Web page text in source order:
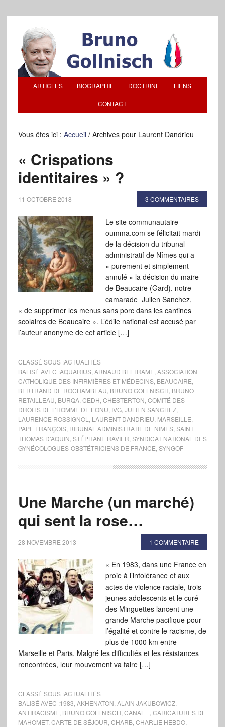
ARTICLES BIOGRAPHIE DOCTRINE LIENS
CONTACT
Vous êtes ici : Accueil /Archives pour Laurent Dandrieu
« Crispations
identitaires » ?
11 OCTOBRE 2018 3 COMMENTAIRES
Le site communautaire
oumma.com se félicitait mardi
de la décision du tribunal
administratif de Nîmes qui a
« purement et simplement
annulé » la décision du maire
de Beaucaire (Gard), notre
camarade Julien Sanchez,
« de supprimer les menus sans porc dans les cantines
scolaires de Beaucaire ». L’édile national est accusé par
l’auteur anonyme de cet article […]
CLASSÉ SOUS :ACTUALITÉS
BALISÉ AVEC :AQUARIUS, ARNAUD BELTRAME ASSOCIATION
CATHOLIQUE DES INFIRMIÈRES ET MÉDECINS, BEAUCAIRE
BERTRAND DE ROCHAMBEAU BRUNO GOLLNISCH BRUNO
RETAILLEAU BURQA, CEDH CHESTERTON COMITÉ DES
DROITS DE L’HOMME DE L’ONU IVG, JULIEN SANCHEZ,
LAURENCE ROSSIGNOL
LAURENT DANDRIEU MARSEILLE
PAPE FRANÇOIS, RIBUNAL ADMINISTRATIF DE NÎMES, SAINT
THOMAS D'AQUIN STÉPHANE RAVIER SYNDICAT NATIONAL DES
GYNÉCOLOGUES-OBSTÉTRICIENS DE FRANCE SYNGOF
Une Marche (un marché)
qui sent la rose…
28 NOVEMBRE 2013 1 COMMENTAIRE
« En 1983, dans une France en
proie à l’intolérance et aux
actes de violence raciale, trois
jeunes adolescents et le curé
des Minguettes lancent une
grande Marche pacifique pour
l’égalité et contre le racisme, de
plus de 1000 km entre
Marseille et Paris. Malgré les difficultés et les résistances
rencontrées, leur mouvement va faire […]
CLASSÉ SOUS :ACTUALITÉS
BALISÉ AVEC :1983 AKHENATON ALAIN JAKUBOWICZ,
ANTIRACISME BRUNO GOLLNISCH CANAL + CARICATURES DE
MAHOMET, CARTE DE SÉJOUR CHARB, CHARLIE HEBDO,